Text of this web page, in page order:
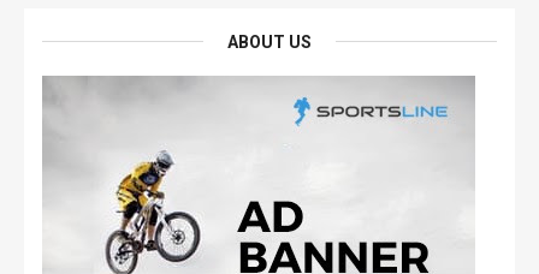
ABOUT US